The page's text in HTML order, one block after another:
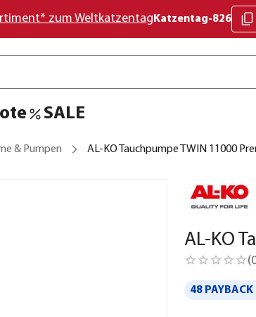
zum Weltkatzentag Katzentag-826
SALE
& Pumpen AL-KO Tauchpumpe TWIN 11000
AL-KO
(
48